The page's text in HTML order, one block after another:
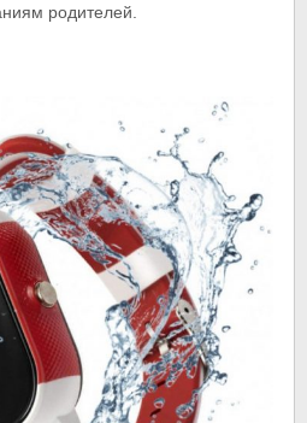
родителей.